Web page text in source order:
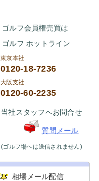
ゴルフ会員権売買は
ゴルフ ホットライン
東京本社
0120-18-7236
大阪支社
0120-60-2235
当社スタッフへお問合せ
質問メール
(ゴルフ場へは送信されません)
相場メール配信